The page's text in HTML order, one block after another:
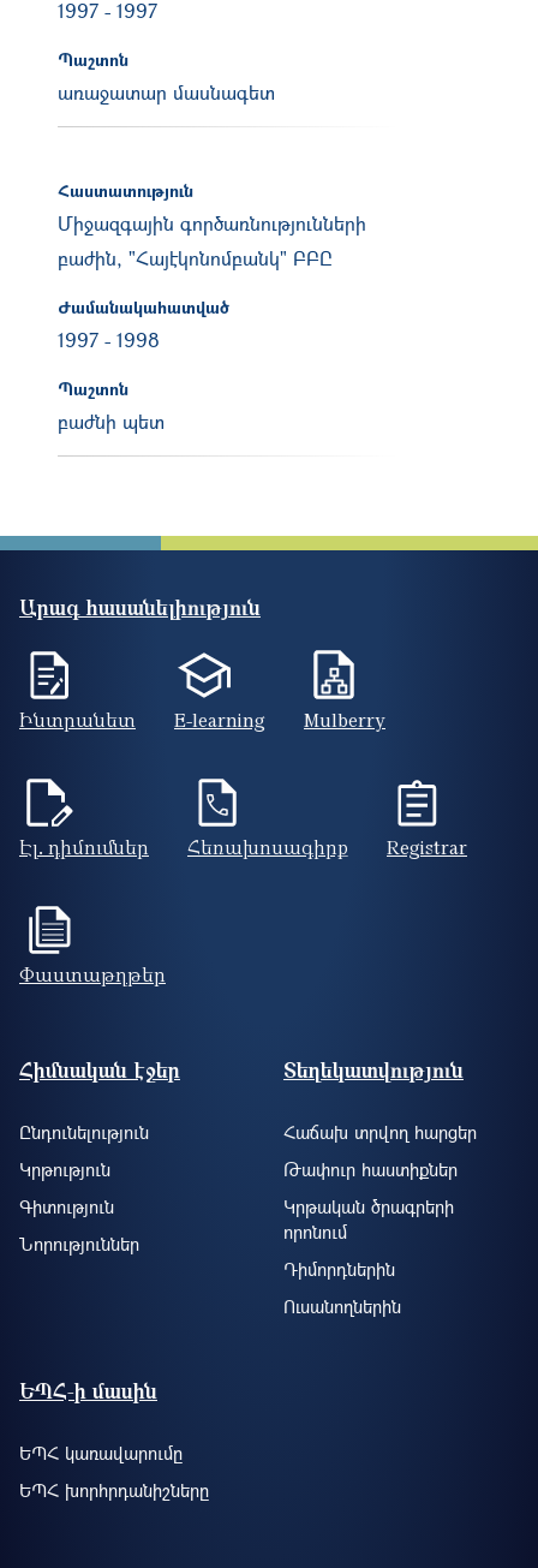
1997 - 1997
Պաշտոն
առաջատար մասնագետ
Հաստատություն
Միջազգային գործառնությունների
բաժին, "Հայէկոնոմբանկ" ԲԲԸ
Ժամանակահատված
1997 - 1998
Պաշտոն
բաժնի պետ
Արագ հասանելիություն
Ինտրանետ E-learning Mulberry
Էլ. դիմումներ Հեռախոսագիրք Registrar
Փաստաթղթեր
Footer site information
Հիմնական էջեր
Ընդունելություն
Կրթություն
Գիտություն
Նորություններ
Տեղեկատվություն
Հաճախ տրվող հարցեր
Թափուր հաստիքներ
Կրթական ծրագրերի
որոնում
Դիմորդներին
Ուսանողներին
ԵՊՀ-ի մասին
ԵՊՀ կառավարումը
ԵՊՀ խորհրդանիշները